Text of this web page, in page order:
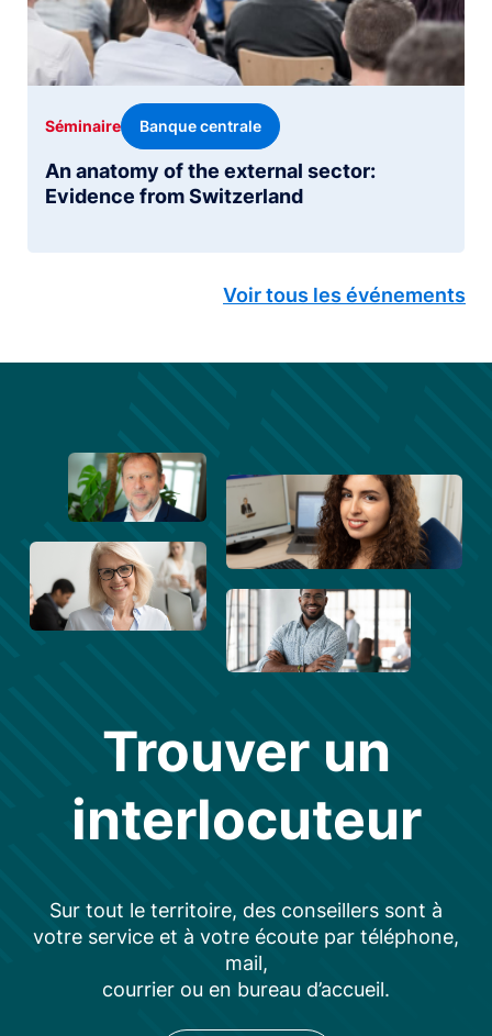
An anatomy of the external sector:
Evidence from Switzerland
Séminaire Banque centrale
Voir tous les événements
Trouver un
interlocuteur
Sur tout le territoire, des conseillers sont à
votre service et à votre écoute par téléphone,
mail,
courrier ou en bureau d’accueil.